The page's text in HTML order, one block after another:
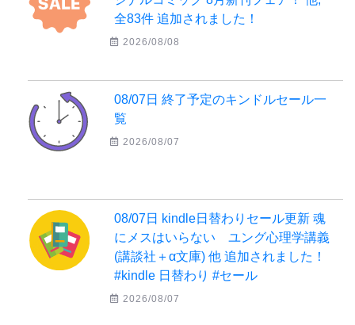
全83件 追加されました！
2026/08/08
08/07日 終了予定のキンドルセール一
覧
2026/08/07
08/07日 kindle日替わりセール更新 魂
にメスはいらない ユング心理学講義
(講談社＋α文庫) 他 追加されました！
#kindle 日替わり #セール
2026/08/07